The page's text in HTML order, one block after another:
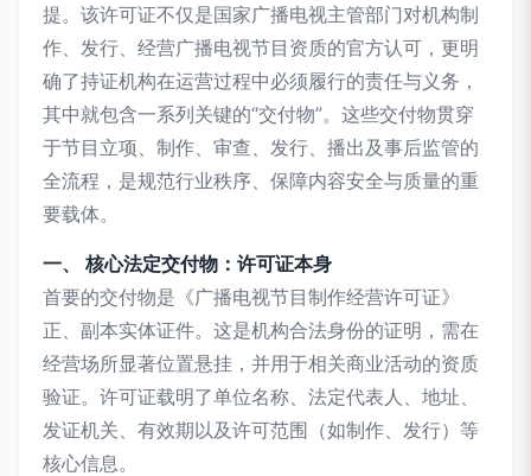
提。该许可证不仅是国家广播电视主管部门对机构制
作、发行、经营广播电视节目资质的官方认可，更明
确了持证机构在运营过程中必须履行的责任与义务，
其中就包含一系列关键的“交付物”。这些交付物贯穿
于节目立项、制作、审查、发行、播出及事后监管的
全流程，是规范行业秩序、保障内容安全与质量的重
要载体。
一、 核心法定交付物：许可证本身
首要的交付物是《广播电视节目制作经营许可证》
正、副本实体证件。这是机构合法身份的证明，需在
经营场所显著位置悬挂，并用于相关商业活动的资质
验证。许可证载明了单位名称、法定代表人、地址、
发证机关、有效期以及许可范围（如制作、发行）等
核心信息。